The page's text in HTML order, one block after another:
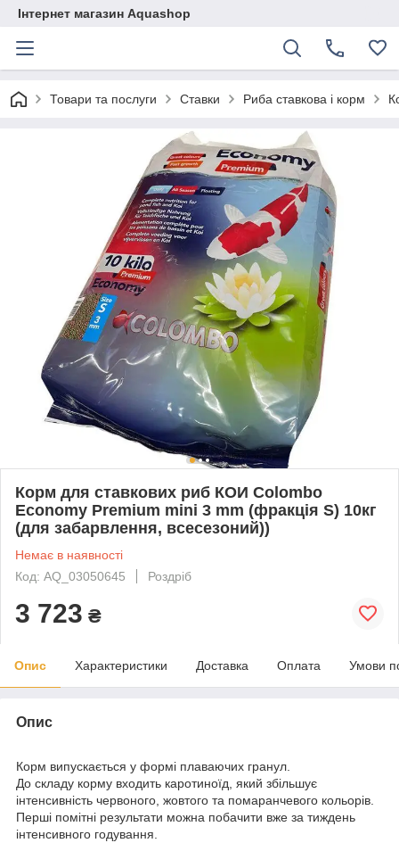
Інтернет магазин Aquashop
Товари та послуги Ставки Риба ставкова і корм
Корм для ставкових риб КОИ Colombo
Economy Premium mini 3 mm (фракція S) 10кг
(для забарвлення, всесезоний))
Немає в наявності
Код: AQ_03050645
Роздріб
3 723 ₴
Опис Характеристики Доставка Оплата Умови
Опис
Корм випускається у формі плаваючих гранул.
До складу корму входить каротиноїд, який збільшує
інтенсивність червоного, жовтого та помаранчевого кольорів.
Перші помітні результати можна побачити вже за тиждень
інтенсивного годування.